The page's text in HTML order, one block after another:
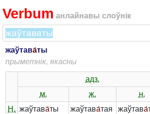
Verbum анлайнавы слоўнік
жаўтава́ты
прыметнік, якасны
адз.
м.
ж. н.
Н. жаўтава́ты жаўтава́тая жаўтава́